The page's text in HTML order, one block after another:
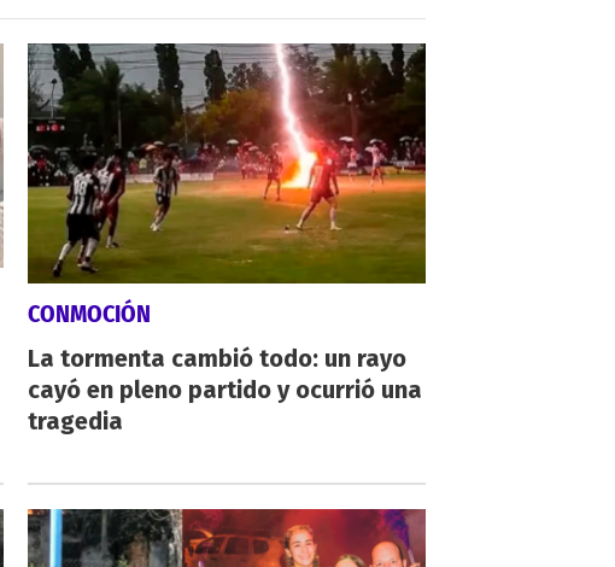
CONMOCIÓN
La tormenta cambió todo: un rayo
cayó en pleno partido y ocurrió una
tragedia